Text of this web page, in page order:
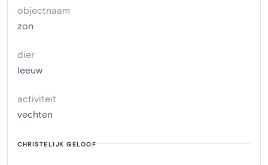
objectnaam
zon
dier
leeuw
activiteit
vechten
CHRISTELIJK GELOOF